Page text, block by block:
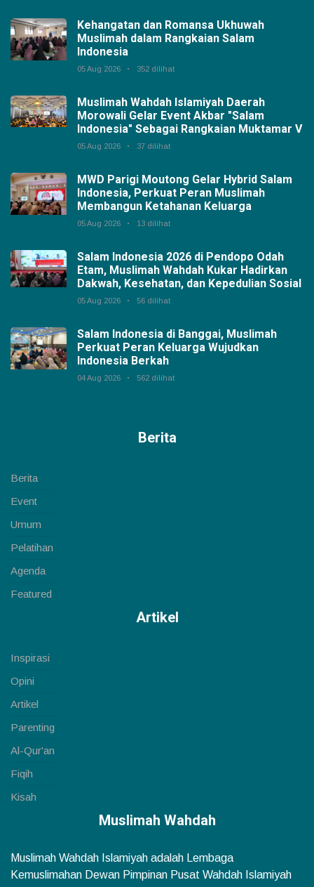
Kehangatan dan Romansa Ukhuwah
Muslimah dalam Rangkaian Salam
Indonesia
05 Aug 2026 352 dilihat
Muslimah Wahdah Islamiyah Daerah
Morowali Gelar Event Akbar "Salam
Indonesia" Sebagai Rangkaian Muktamar V
05 Aug 2026 37 dilihat
MWD Parigi Moutong Gelar Hybrid Salam
Indonesia, Perkuat Peran Muslimah
Membangun Ketahanan Keluarga
05 Aug 2026 13 dilihat
Salam Indonesia 2026 di Pendopo Odah
Etam, Muslimah Wahdah Kukar Hadirkan
Dakwah, Kesehatan, dan Kepedulian Sosial
05 Aug 2026 56 dilihat
Salam Indonesia di Banggai, Muslimah
Perkuat Peran Keluarga Wujudkan
Indonesia Berkah
04 Aug 2026 562 dilihat
Berita
Berita
Event
Umum
Pelatihan
Agenda
Featured
Artikel
Inspirasi
Opini
Artikel
Parenting
Al-Qur'an
Fiqih
Kisah
Muslimah Wahdah
Muslimah Wahdah Islamiyah adalah Lembaga
Kemuslimahan Dewan Pimpinan Pusat Wahdah Islamiyah